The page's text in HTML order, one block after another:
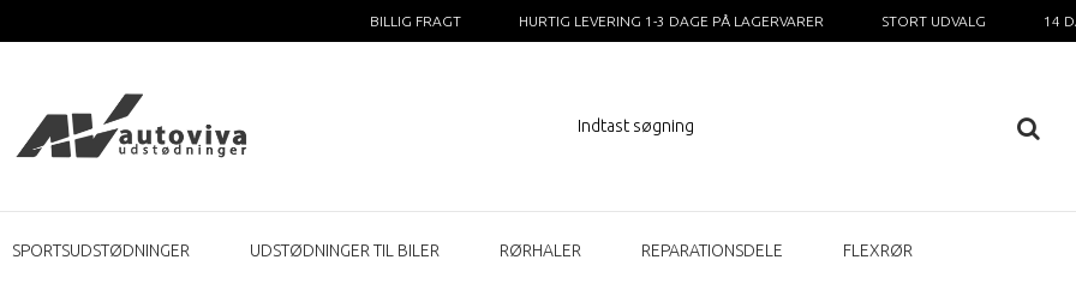
BILLIG FRAGT HURTIG LEVERING 1-3 DAGE PÅ LAGERVARER STORT UDVALG 14
SPORTSUDSTØDNINGER UDSTØDNINGER TIL BILER RØRHALER REPARATIONSDELE FLEXRØR